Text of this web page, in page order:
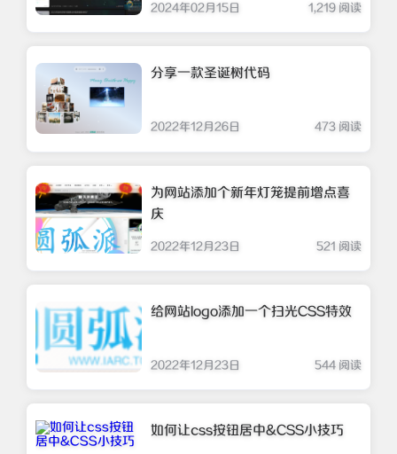
2024年02月15日 1,219 阅读
分享一款圣诞树代码
2022年12月26日 473 阅读
为网站添加个新年灯笼提前增点喜
庆
2022年12月23日 521 阅读
给网站logo添加一个扫光CSS特效
2022年12月23日 544 阅读
如何让css按钮居中&CSS小技巧